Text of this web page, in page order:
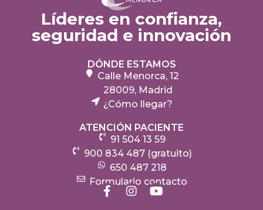
Líderes en confianza,
seguridad e innovación
DÓNDE ESTAMOS
Calle Menorca, 12
28009, Madrid
¿Cómo llegar?
ATENCIÓN PACIENTE
91 504 13 59
900 834 487 (gratuito)
650 487 218
Formulario contacto